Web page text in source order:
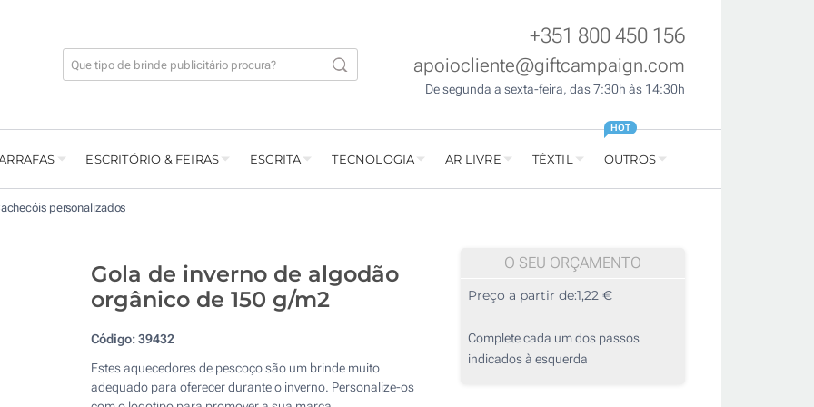
+351 800 450 156
apoiocliente@giftcampaign.com
De segunda a sexta-feira, das 7:30h às 14:30h
ESCRITÓRIO & FEIRAS ESCRITA TECNOLOGIA AR LIVRE TÊXTIL OUTROS
HOT
personalizados
Gola de inverno de algodão
orgânico de 150 g/m2
Código:39432
Estes aquecedores de pescoço são um brinde muito
adequado para oferecer durante o inverno. Personalize-os
O SEU ORÇAMENTO
Preço a partir de:1,22 €
Complete cada um dos passos
indicados à esquerda